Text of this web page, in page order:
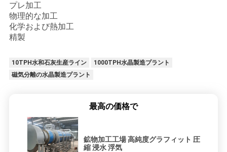
プ
ラ
バ
プレ加工
物理的な加工
化学および熱加工
精製
10TPH水和石灰生産ライン
1000TPH水晶製造プラント
磁気分離の水晶製造プラント
最高の価格で
鉱物加工工場 高純度グラフィット 圧
縮 浸水 浮気